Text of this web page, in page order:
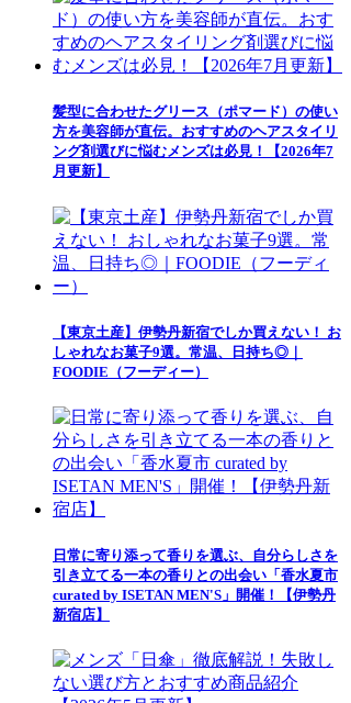
髪型に合わせたグリース（ポマード）の使い
方を美容師が直伝。おすすめのヘアスタイリ
ング剤選びに悩むメンズは必見！【2026年7
月更新】
【東京土産】伊勢丹新宿でしか買えない！ お
しゃれなお菓子9選。常温、日持ち◎｜
FOODIE（フーディー）
日常に寄り添って香りを選ぶ、自分らしさを
引き立てる一本の香りとの出会い「香水夏市
curated by ISETAN MEN'S」開催！【伊勢丹
新宿店】